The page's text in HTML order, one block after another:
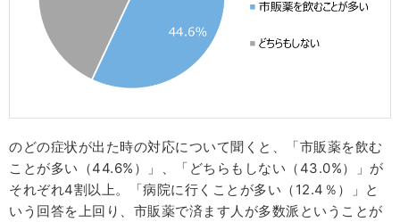
のどの症状が出た時の対応について聞くと、「市販薬を飲む
ことが多い（44.6%）」、「どちらもしない（43.0%）」が
それぞれ4割以上。「病院に行くことが多い（12.4％）」と
いう回答を上回り、市販薬で済ます人が多数派ということが